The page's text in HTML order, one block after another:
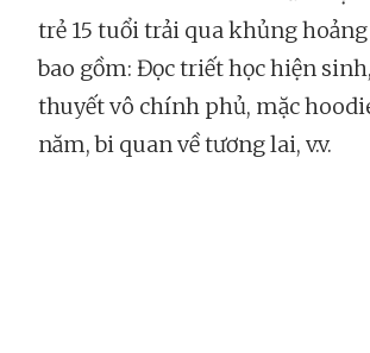
trẻ 15 tuổi trải qua khủng
bao gồm: Đọc triết học hiện
thuyết vô chính phủ, mặc
năm, bi quan về tương lai, v.v.